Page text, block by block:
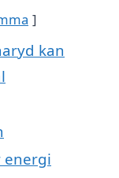
kan
energi